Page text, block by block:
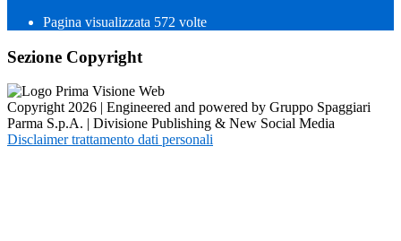
Pagina visualizzata 572 volte
Sezione Copyright
Copyright 2026 | Engineered and powered by Gruppo Spaggiari
Parma S.p.A. | Divisione Publishing & New Social Media
Disclaimer trattamento dati personali